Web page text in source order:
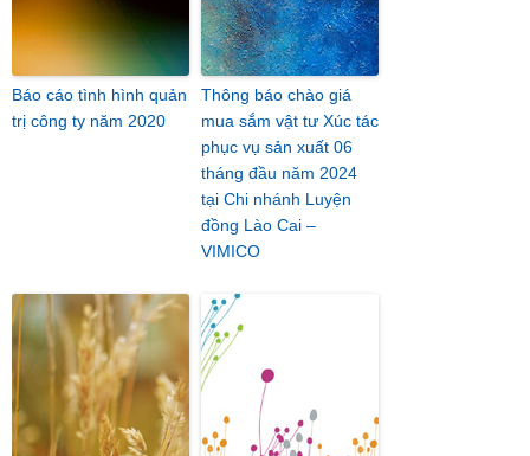
Báo cáo tình hình quản
trị công ty năm 2020
Thông báo chào giá
mua sắm vật tư Xúc tác
phục vụ sản xuất 06
tháng đầu năm 2024
tại Chi nhánh Luyện
đồng Lào Cai –
VIMICO